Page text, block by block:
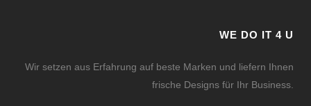
WE DO IT 4 U
Wir setzen aus Erfahrung auf beste Marken und liefern Ihnen
frische Designs für Ihr Business.